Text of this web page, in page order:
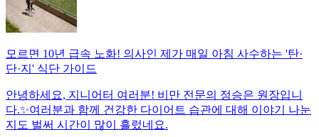
모르면 10년 급속 노화! 의사인 제가 매일 아침 사수하는 '탄·
단·지' 식단 가이드
안녕하세요, 지니어터 여러분! 비만 전문의 정승은 원장입니
다.✨여러분과 함께 건강한 다이어트 습관에 대해 이야기 나눈
지도 벌써 시간이 많이 흘렀네요.